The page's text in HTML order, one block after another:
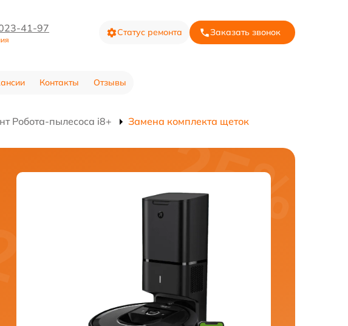
41-97 Статус ремонта Заказать звонок
Контакты Отзывы
Робота-пылесоса i8+ Замена комплекта щеток